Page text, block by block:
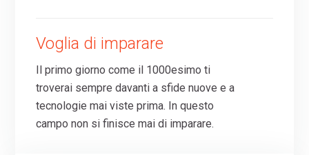
Voglia di imparare
Il primo giorno come il 1000esimo ti
troverai sempre davanti a sfide nuove e a
tecnologie mai viste prima. In questo
campo non si finisce mai di imparare.